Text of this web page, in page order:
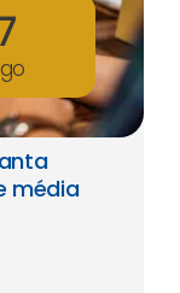
média